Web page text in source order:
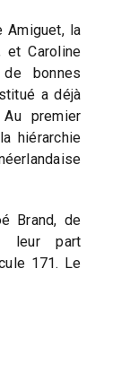
Amiguet, la
et Caroline
bonnes
a déjà
premier
hiérarchie
Brand, de
leur part
171. Le